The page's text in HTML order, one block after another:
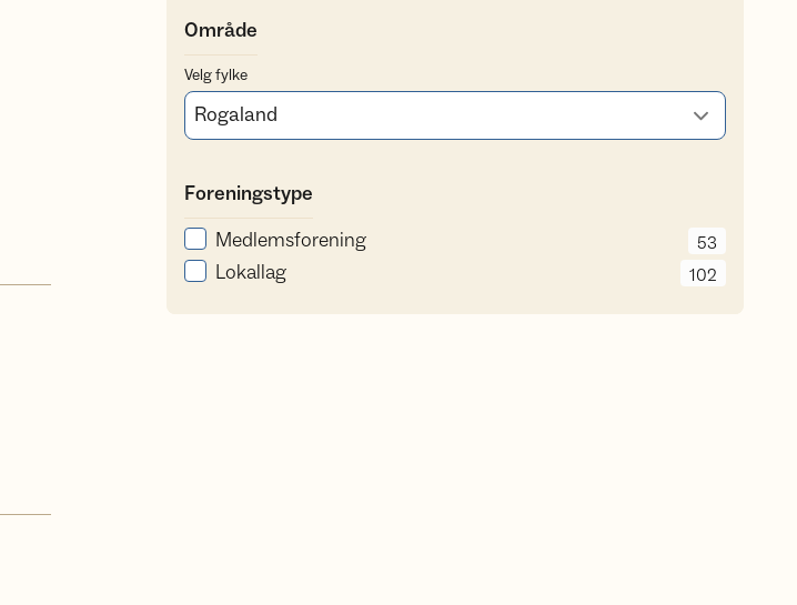
Område
Velg fylke
Foreningstype
Medlemsforening
53
Lokallag 102